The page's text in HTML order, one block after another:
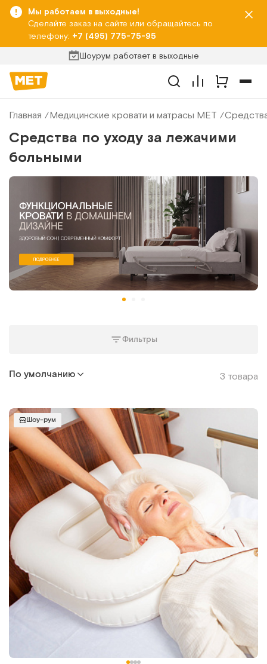
Мы работаем в выходные!
Сделайте заказ на сайте или обращайтесь по
телефону: +7 (495) 775-75-95
Шоурум работает в выходные
Главная Медицинские кровати и матрасы МЕТ
Средства по уходу за лежачими
больными
Фильтры
По умолчанию 3 товара
Шоу-рум